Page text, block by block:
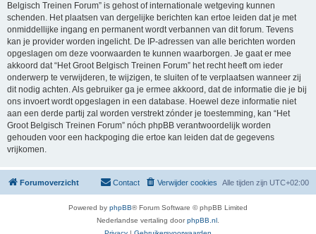
Belgisch Treinen Forum” is gehost of internationale wetgeving kunnen
schenden. Het plaatsen van dergelijke berichten kan ertoe leiden dat je met
onmiddellijke ingang en permanent wordt verbannen van dit forum. Tevens
kan je provider worden ingelicht. De IP-adressen van alle berichten worden
opgeslagen om deze voorwaarden te kunnen waarborgen. Je gaat er mee
akkoord dat “Het Groot Belgisch Treinen Forum” het recht heeft om ieder
onderwerp te verwijderen, te wijzigen, te sluiten of te verplaatsen wanneer zij
dit nodig achten. Als gebruiker ga je ermee akkoord, dat de informatie die je bij
ons invoert wordt opgeslagen in een database. Hoewel deze informatie niet
aan een derde partij zal worden verstrekt zónder je toestemming, kan “Het
Groot Belgisch Treinen Forum” nóch phpBB verantwoordelijk worden
gehouden voor een hackpoging die ertoe kan leiden dat de gegevens
vrijkomen.
Forumoverzicht Alle tijden zijn UTC+02:00
Verwijder cookies
Contact
Powered by phpBB® Forum Software © phpBB Limited
Nederlandse vertaling doorphpBB.nl